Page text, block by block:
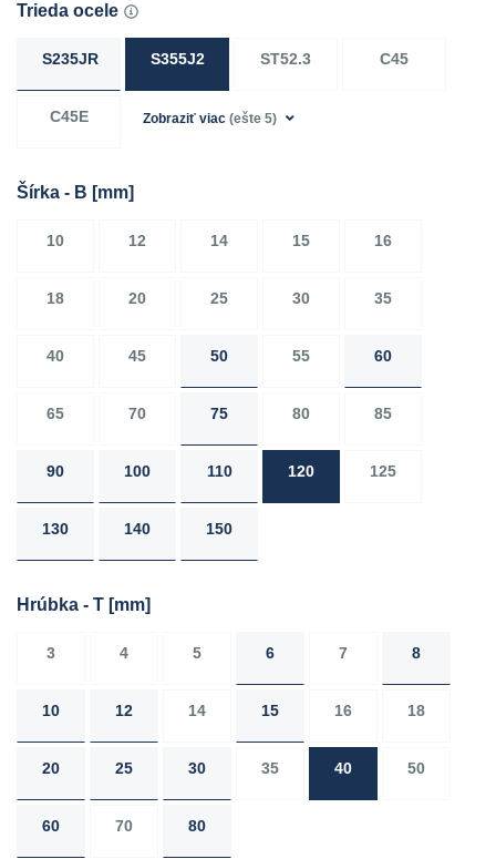
Trieda ocele
S235JR S355J2 ST52.3 C45
C45E Zobraziť viac (ešte 5)
Šírka - B [mm]
10 12 14 15 16
18 20 25 30 35
40 45 50 55 60
65 70 75 80 85
90 100 110 120 125
130 140 150
Hrúbka - T [mm]
3 4 5 6 7 8
10 12 14 15 16 18
20 25 30 35 40 50
60 70 80